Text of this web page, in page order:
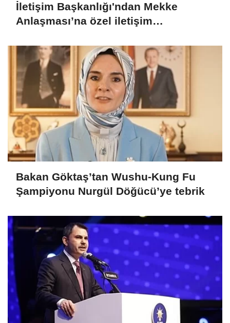
İletişim Başkanlığı'ndan Mekke
Anlaşması’na özel iletişim
Bakan Göktaş’tan Wushu-Kung Fu
Şampiyonu Nurgül Döğücü’ye tebrik